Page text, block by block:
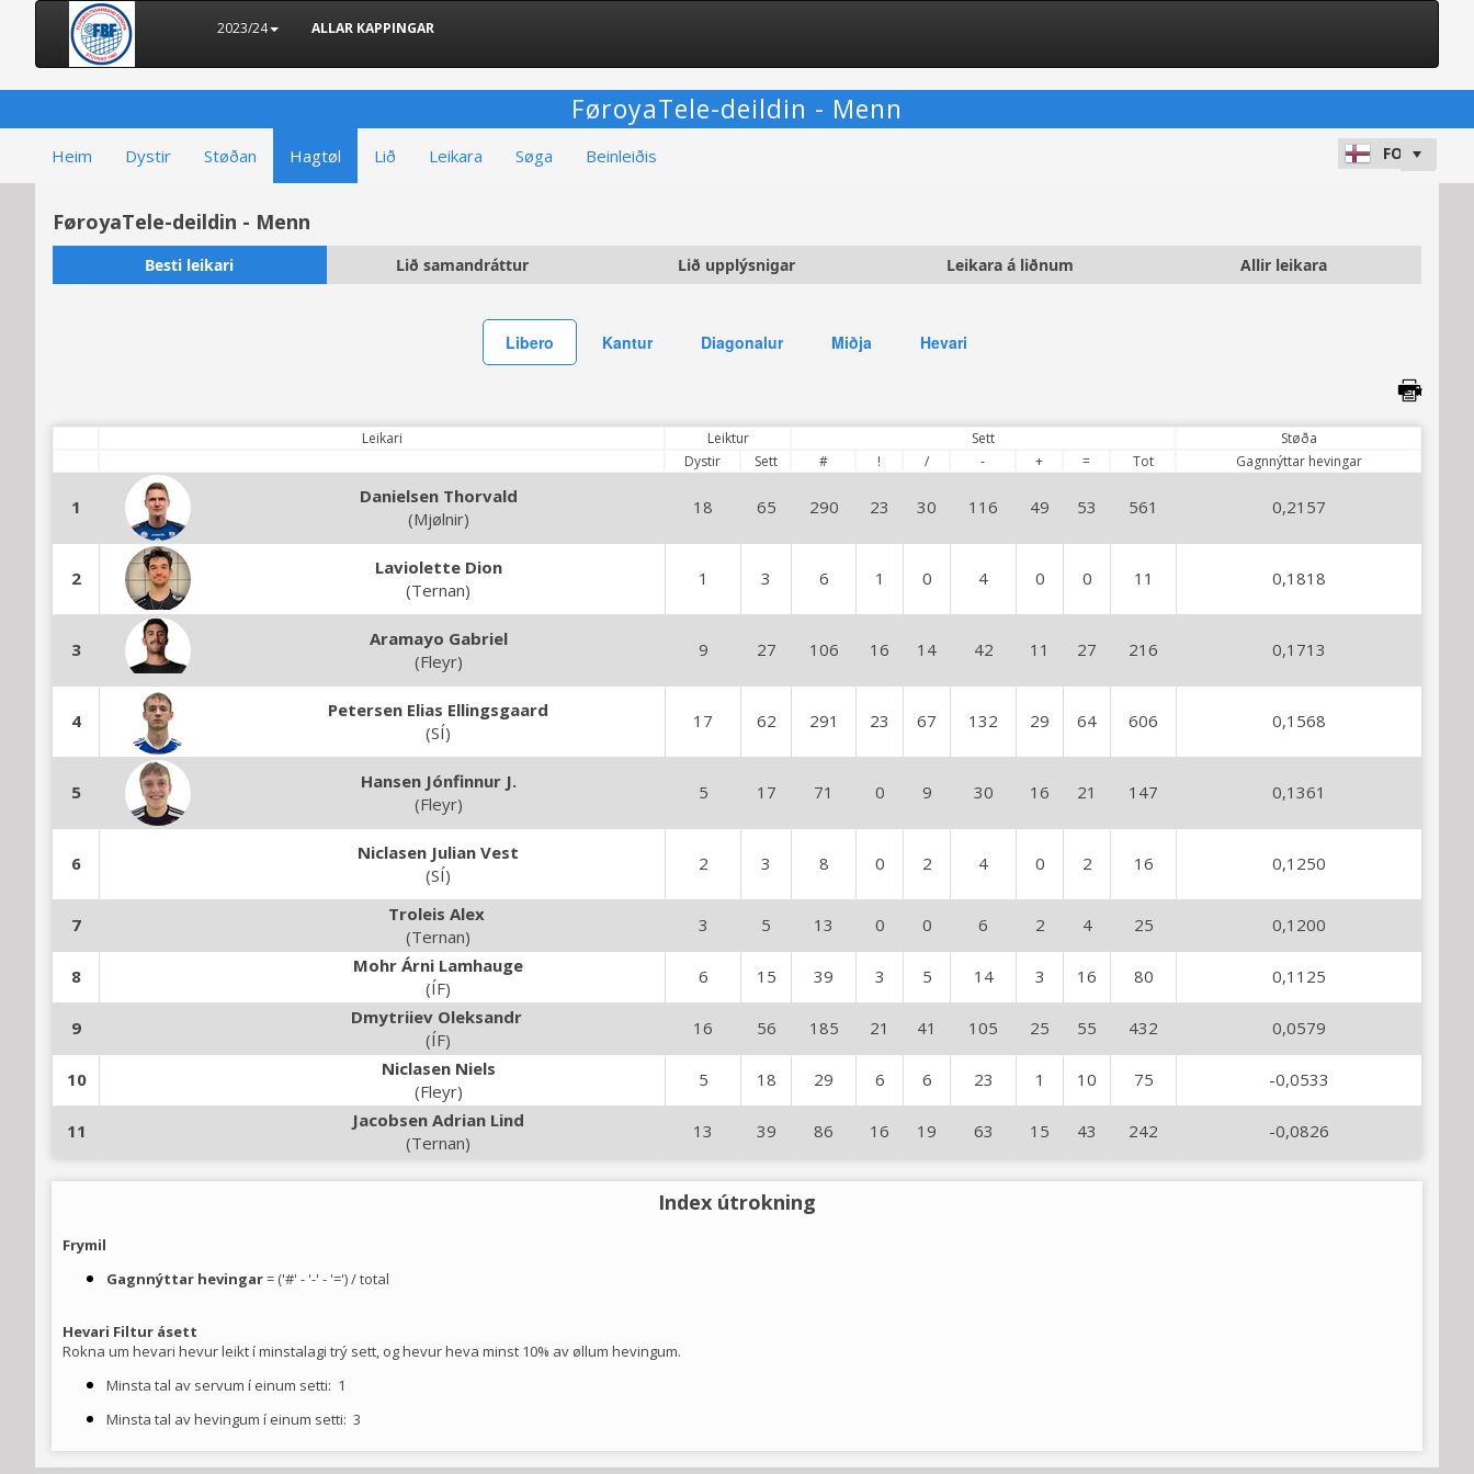
2023/24 ALLAR KAPPINGAR
FøroyaTele-deildin - Menn
Heim Dystir Støðan Hagtøl Lið Leikara Søga Beinleiðis
FøroyaTele-deildin - Menn
Besti leikari Lið samandráttur Lið upplýsnigar Leikara á liðnum Allir leikara
Libero Kantur Diagonalur Miðja Hevari
Leikari Leiktur Sett
Støða
Dystir
Sett # ! / - + = Tot Gagnnýttar hevingar
1
Danielsen Thorvald
(Mjølnir)
18 65 290 23 30 116 49 53 561 0,2157
2
Laviolette Dion
(Ternan)
1 3 6 1 0 4 0 0 11 0,1818
3
Aramayo Gabriel
(Fleyr)
9 27 106 16 14 42 11 27 216 0,1713
4
Petersen Elias Ellingsgaard
(SÍ)
17 62 291 23 67 132 29 64 606 0,1568
5
Hansen Jónfinnur J.
(Fleyr)
5 17 71 0 9 30 16 21 147 0,1361
6
Niclasen Julian Vest
(SÍ)
2 3 8 0 2 4 0 2 16 0,1250
7
Troleis Alex
(Ternan)
3 5 13 0 0 6 2 4 25 0,1200
8
Mohr Árni Lamhauge
(ÍF)
6 15 39 3 5 14 3 16 80 0,1125
9
Dmytriiev Oleksandr
(ÍF)
16 56 185 21 41 105 25 55 432 0,0579
10
Niclasen Niels
(Fleyr)
5 18 29 6 6 23 1 10 75 -0,0533
11
Jacobsen Adrian Lind
(Ternan)
13 39 86 16 19 63 15 43 242 -0,0826
Index útrokning
Frymil
Gagnnýttar hevingar= ('#' - '-' - '=') / total
Hevari Filtur ásett
Rokna um hevari hevur leikt í minstalagi trý sett, og hevur heva minst 10% av øllum hevingum.
Minsta tal av servum í einum setti: 1
Minsta tal av hevingum í einum setti: 3